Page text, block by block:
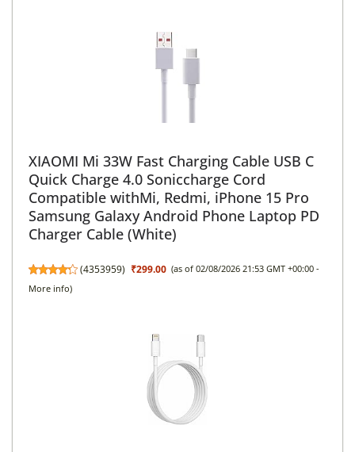
XIAOMI Mi 33W Fast Charging Cable USB C
Quick Charge 4.0 Soniccharge Cord
Compatible withMi, Redmi, iPhone 15 Pro
Samsung Galaxy Android Phone Laptop PD
Charger Cable (White)
(4353959) ₹299.00 (as of 02/08/2026 21:53 GMT +00:00 -
More info)